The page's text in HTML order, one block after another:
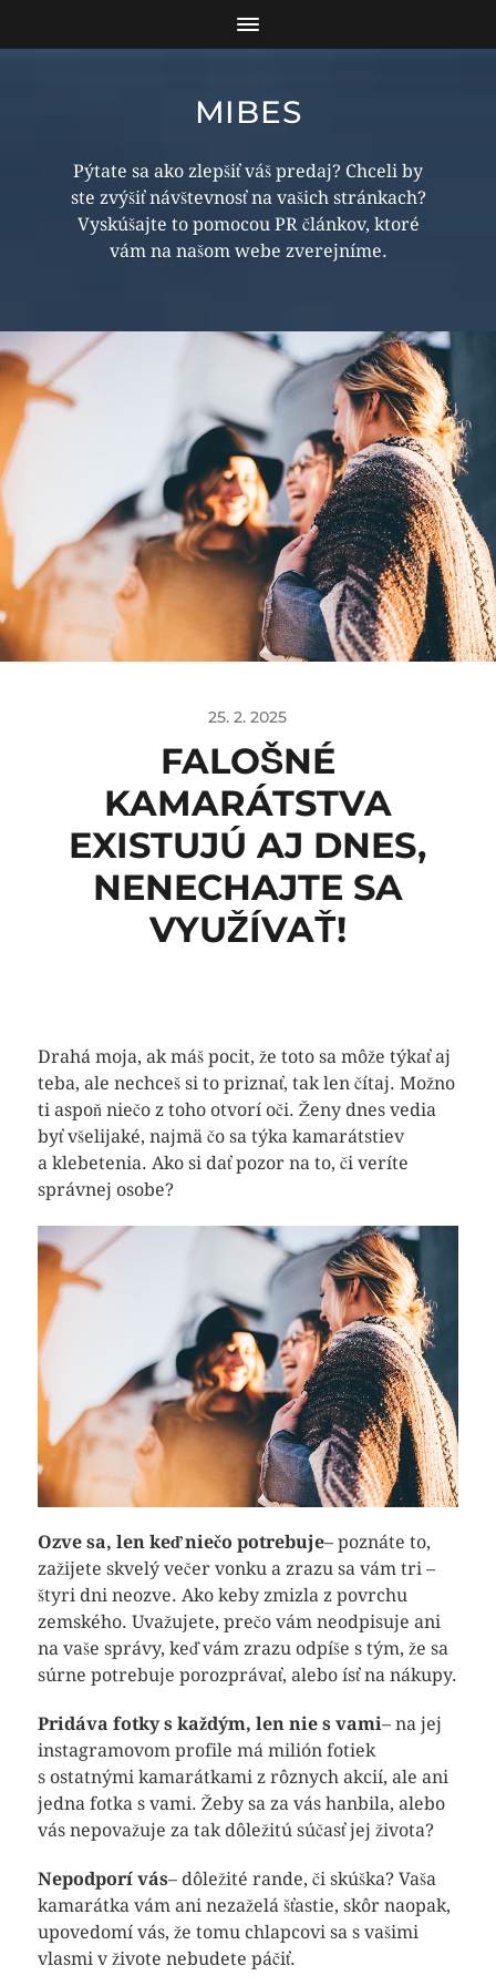
MIBES
Pýtate sa ako zlepšiť váš predaj? Chceli by
ste zvýšiť návštevnosť na vašich stránkach?
Vyskúšajte to pomocou PR článkov, ktoré
vám na našom webe zverejníme.
25. 2. 2025
FALOŠNÉ
KAMARÁTSTVA
EXISTUJÚ AJ DNES,
NENECHAJTE SA
VYUŽÍVAŤ!
Drahá moja, ak máš pocit, že toto sa môže týkať aj
teba, ale nechceš si to priznať, tak len čítaj. Možno
ti aspoň niečo z toho otvorí oči. Ženy dnes vedia
byť všelijaké, najmä čo sa týka kamarátstiev
a klebetenia. Ako si dať pozor na to, či veríte
správnej osobe?
Ozve sa, len keď niečo potrebuje– poznáte to,
zažijete skvelý večer vonku a zrazu sa vám tri –
štyri dni neozve. Ako keby zmizla z povrchu
zemského. Uvažujete, prečo vám neodpisuje ani
na vaše správy, keď vám zrazu odpíše s tým, že sa
súrne potrebuje porozprávať, alebo ísť na nákupy.
Pridáva fotky s každým, len nie s vami– na jej
instagramovom profile má milión fotiek
s ostatnými kamarátkami z rôznych akcií, ale ani
jedna fotka s vami. Žeby sa za vás hanbila, alebo
vás nepovažuje za tak dôležitú súčasť jej života?
Nepodporí vás– dôležité rande, či skúška? Vaša
kamarátka vám ani nezaželá šťastie, skôr naopak,
upovedomí vás, že tomu chlapcovi sa s vašimi
vlasmi v živote nebudete páčiť.